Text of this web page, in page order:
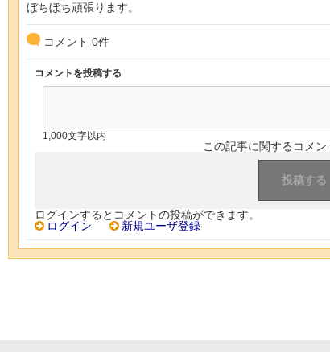
ぼちぼち頑張ります。
コメント 0件
コメントを投稿する
1,000文字以内
この記事に関するコメ
ログインするとコメントの投稿ができます。
ログイン
新規ユーザ登録